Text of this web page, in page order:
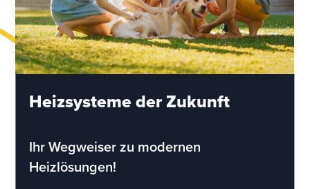
Heizsysteme der Zukunft
Ihr Wegweiser zu modernen
Heizlösungen!